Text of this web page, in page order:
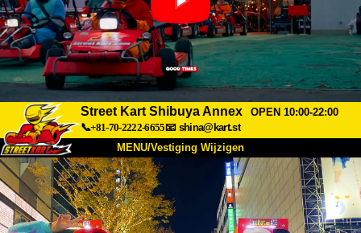
Street Kart Shibuya Annex
OPEN 10:00-22:00
📞+81-70-2222-6655📧 shina@kart.st
MENU/Vestiging Wijzigen
Over Ons Specificaties Prijs